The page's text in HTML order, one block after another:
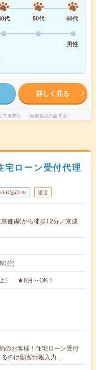
代 50代
60代
男性
詳しく見る
事業部 （医療福祉介護関連）
宅ローン受付代理
登録OK 派遣
都)駅から徒歩12分／京成
分)
上） ★8月～OK！
のお客様！住宅ローン受付
るのは顧客情報入力…